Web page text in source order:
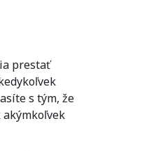
prestať
s tým, že